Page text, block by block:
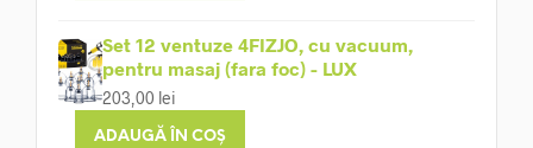
Set 12 ventuze 4FIZJO, cu vacuum,
pentru masaj (fara foc) - LUX
203,00 lei
ADAUGĂ ÎN COȘ